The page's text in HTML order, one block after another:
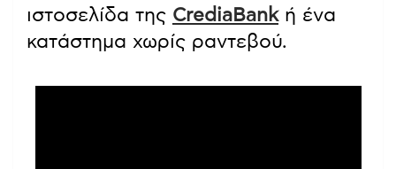
ιστοσελίδα της CrediaBankή ένα
κατάστημα χωρίς ραντεβού.